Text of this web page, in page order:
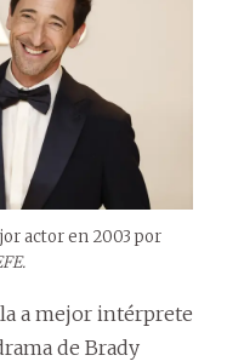
actor en 2003 por
a mejor intérprete
de Brady